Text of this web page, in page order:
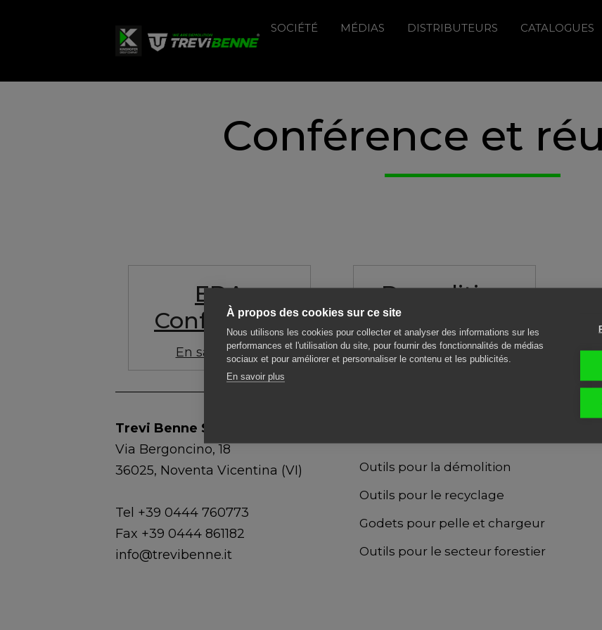
SOCIÉTÉ MÉDIAS DISTRIBUTEURS CATALOGUES
Conférence et
EDA
Conference
En savoir plus
Demolition
En savoir plus
Trevi Benne S.p.A.
Via Bergoncino, 18
36025, Noventa Vicentina (VI)
Tel +39 0444 760773
Fax +39 0444 861182
info@trevibenne.it
Outils pour la démolition
Outils pour le recyclage
Godets pour pelle et chargeur
Outils pour le secteur forestier
À propos des cookies sur ce site
Nous utilisons les cookies pour collecter et analyser des informations sur les
performances et l'utilisation du site, pour fournir des fonctionnalités de médias
sociaux et pour améliorer et personnaliser le contenu et les publicités.
En savoir plus